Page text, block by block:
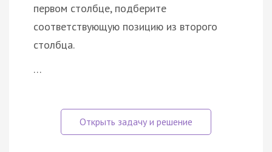
первом столбце, подберите
соответствующую позицию из второго
столбца.
…